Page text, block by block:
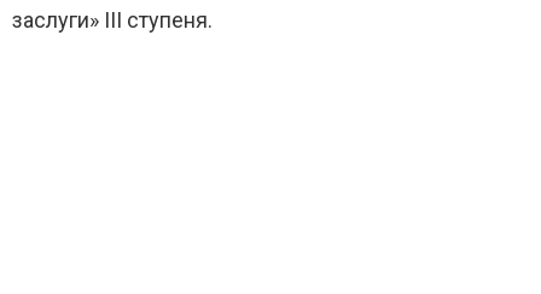
заслуги» ІІІ ступеня.